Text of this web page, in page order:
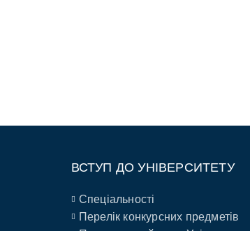
ВСТУП ДО УНІВЕРСИТЕТУ
Спеціальності
Перелік конкурсних предметів